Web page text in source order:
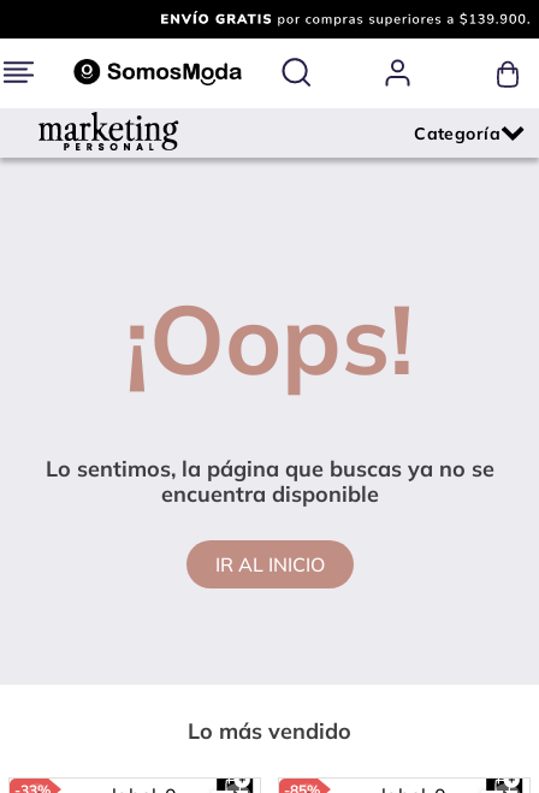
¡Oops!
Lo sentimos, la página que buscas ya no se
encuentra disponible
IR AL INICIO
Lo más vendido